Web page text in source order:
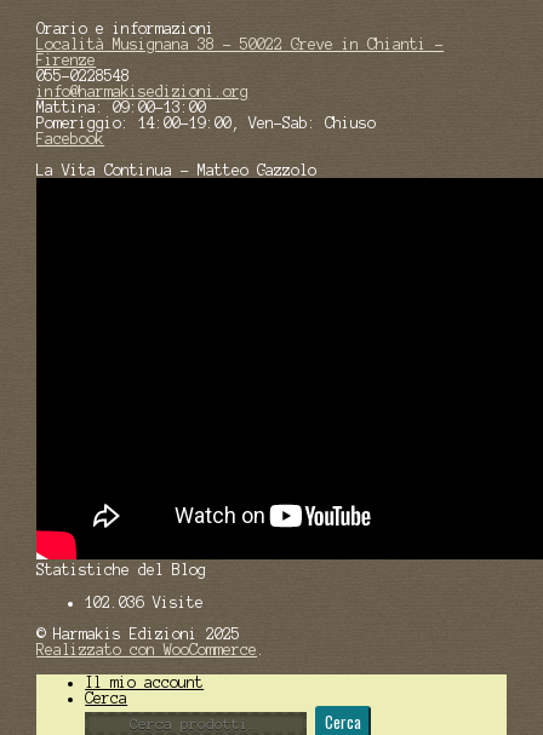
Orario e informazioni
Località Musignana 38 - 50022 Greve in Chianti -
Firenze
055-0228548
info@harmakisedizioni.org
Mattina: 09:00-13:00
Pomeriggio: 14:00-19:00, Ven-Sab: Chiuso
Facebook
La Vita Continua - Matteo Gazzolo
Statistiche del Blog
102.036 Visite
© Harmakis Edizioni 2025
Realizzato con WooCommerce
Il mio account
Cerca
Cerca:
Cerca